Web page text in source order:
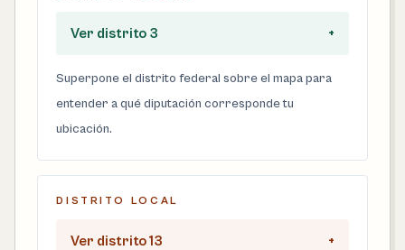
Ver distrito 3 +
Superpone el distrito federal sobre el mapa para
entender a qué diputación corresponde tu
ubicación.
DISTRITO LOCAL
Ver distrito 13 +